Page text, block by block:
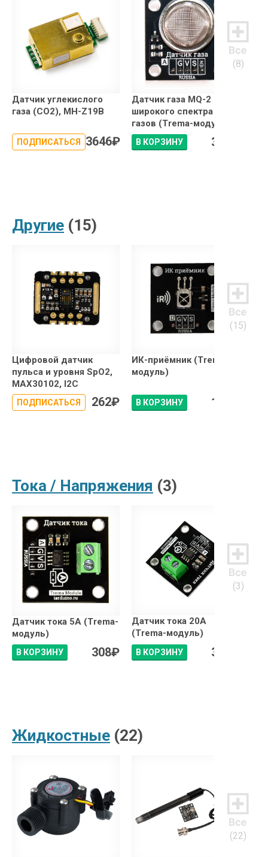
Датчик углекислого
газа (CO2), MH-Z19B
ПОДПИСАТЬСЯ 3646₽
Датчик газа MQ-2 -
широкого спектра
газов (Trema-модуль)
В КОРЗИНУ 316
(8)
Другие (15)
Цифровой датчик
пульса и уровня SpO2,
MAX30102, I2C
ПОДПИСАТЬСЯ 262₽
ИК-приёмник (Trema-
модуль)
В КОРЗИНУ 194
(15)
Тока / Напряжения (3)
Датчик тока 5А (Trema-
модуль)
В КОРЗИНУ 308₽
Датчик тока 20А
(Trema-модуль)
В КОРЗИНУ 312
(3)
Жидкостные (22)
(22)